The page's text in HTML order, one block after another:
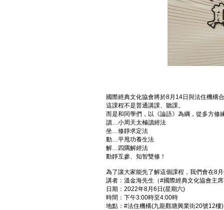
國際經典文化協會將於8月14日與法住機構
這課程不是普通講課、聽課。
而是和同學們，以《論語》為綱，從多方修
讀…小周天太極讀經法
坐…修靜求定法
動…平甩功養生法
解…四隅解經法
動靜互參、知智雙修！
為了讓大家能先了解這個課程，我們會在8
講者：溫金海先生（#國際經典文化協會主
日期：2022年8月6日(星期六)
時間：下午3:00時至4:00時
地點：#法住機構(九龍觀塘興業街20號12樓)